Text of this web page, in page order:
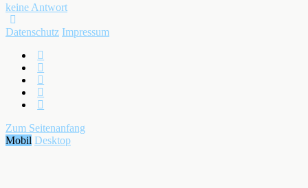
keine Antwort
Datenschutz Impressum
Zum Seitenanfang
Mobil Desktop